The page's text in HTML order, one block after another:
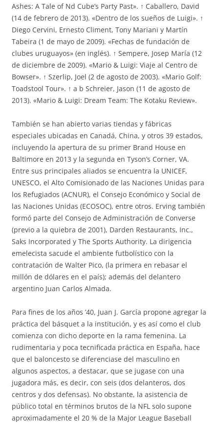
Ashes: A Tale of Nd Cube’s Party Past». ↑ Caballero, David
(14 de febrero de 2013). «Dentro de los sueños de Luigi». ↑
Diego Cervini, Ernesto Climent, Tony Mariani y Martín
Tabeira (1 de mayo de 2009). «Fechas de fundación de
clubes uruguayos» (en inglés). ↑ Sempere, Josep María (12
de diciembre de 2009). «Mario & Luigi: Viaje al Centro de
Bowser». ↑ Szerlip, Joel (2 de agosto de 2003). «Mario Golf:
Toadstool Tour». ↑ a b Schreier, Jason (11 de agosto de
2013). «Mario & Luigi: Dream Team: The Kotaku Review».
También se han abierto varias tiendas y fábricas
especiales ubicadas en Canadá, China, y otros 39 estados,
incluyendo la apertura de su primer Brand House en
Baltimore en 2013 y la segunda en Tyson’s Corner, VA.
Entre sus principales aliados se encuentra la UNICEF,
UNESCO, el Alto Comisionado de las Naciones Unidas para
los Refugiados (ACNUR), el Consejo Económico y Social de
las Naciones Unidas (ECOSOC), entre otros. Erving también
formó parte del Consejo de Administración de Converse
(previo a la quiebra de 2001), Darden Restaurants, Inc.,
Saks Incorporated y The Sports Authority. La dirigencia
emelecista sacude el ambiente futbolístico con la
contratación de Walter Pico, (la primera en rebasar el
millón de dólares en el país); además del delantero
argentino Juan Carlos Almada.
Para fines de los años ’40, Juan J. García propone agregar la
práctica del básquet a la institución, y es así como el club
comienza con dicho deporte en la rama femenina. La
rudimentaria y poca tecnificada práctica en España, hace
que el baloncesto se diferenciase del masculino en
algunos aspectos, a destacar, que se jugase con una
jugadora más, es decir, con seis (dos delanteros, dos
centros y dos defensas). No obstante, la asistencia de
público total en términos brutos de la NFL solo supone
aproximadamente el 20 % de la Major League Baseball